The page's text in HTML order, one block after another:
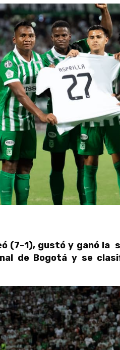
(7-1), gustó y ganó la
de Bogotá y se